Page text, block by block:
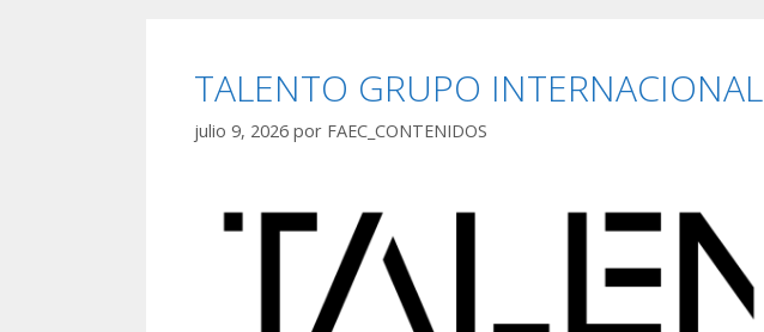
TALENTO GRUPO INTERNACIONAL
julio 9, 2026 por FAEC_CONTENIDOS